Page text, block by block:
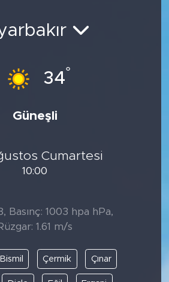
34°
Güneşli
Cumartesi
10:00
Basınç: 1003 hpa hPa,
1.61 m/s
Bismil Çermik Çınar